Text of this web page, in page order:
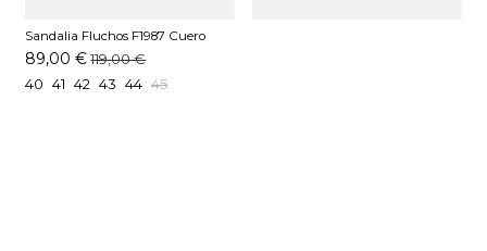
Sandalia Fluchos F1987 Cuero
89,00 € 119,00 €
40 41 42 43 44 45